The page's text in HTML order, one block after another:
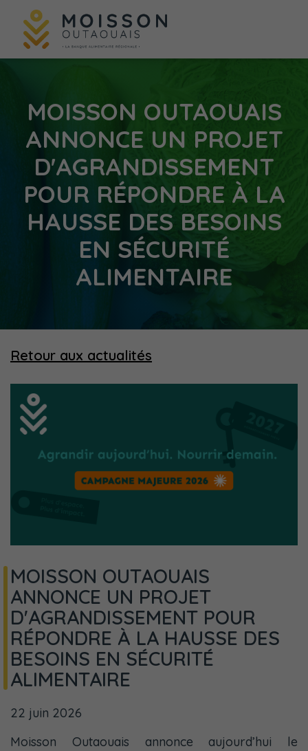
MOISSON OUTAOUAIS
ANNONCE UN PROJET
D'AGRANDISSEMENT
POUR RÉPONDRE À LA
HAUSSE DES BESOINS
EN SÉCURITÉ
ALIMENTAIRE
Retour aux actualités
MOISSON OUTAOUAIS
ANNONCE UN PROJET
D'AGRANDISSEMENT POUR
RÉPONDRE À LA HAUSSE DES
BESOINS EN SÉCURITÉ
ALIMENTAIRE
22 juin 2026
Moisson Outaouais annonce aujourd’hui le